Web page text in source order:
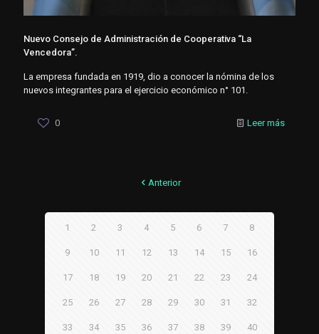
Nuevo Consejo de Administración de Cooperativa “La
Vencedora”.
La empresa fundada en 1919, dio a conocer la nómina de los
nuevos integrantes para el ejercicio económico n° 101.
0 Leer más
Anterior
1 2 3 4 5 6 7 8
9 10 11 12 13 14 15 16
17 18 19 20 21 22 23 24
25 26 27 28 29 30 31 32
33 34 35 36 37 38 39 40